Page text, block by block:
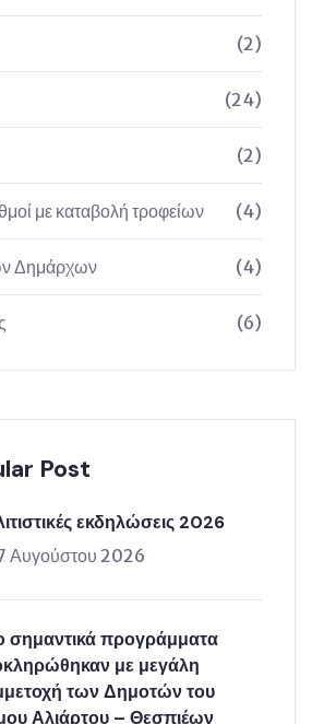
(2)
(24)
(2)
με καταβολή τροφείων (4)
Δημάρχων (4)
(6)
Post
εκδηλώσεις 2026
Αυγούστου 2026
σημαντικά προγράμματα
με μεγάλη
των Δημοτών του
Αλιάρτου – Θεσπιέων